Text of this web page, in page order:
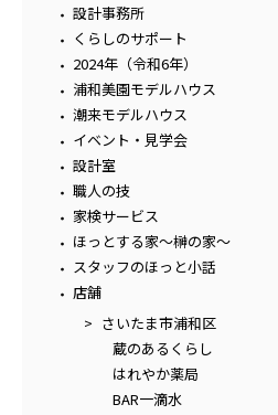
設計事務所
くらしのサポート
2024年（令和6年）
浦和美園モデルハウス
潮来モデルハウス
イベント・見学会
設計室
職人の技
家検サービス
ほっとする家～榊の家～
スタッフのほっと小話
店舗
さいたま市浦和区
蔵のあるくらし
はれやか薬局
BAR一滴水